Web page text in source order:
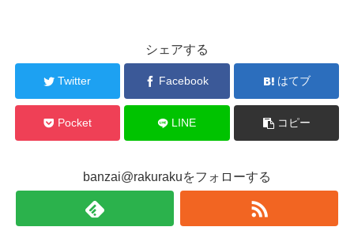
シェアする
Twitter Facebook はてブ
Pocket LINE コピー
banzai@rakurakuをフォローする